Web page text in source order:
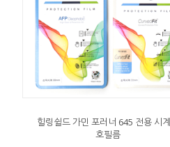
힐링쉴드 가민 포러너 645 전용 시
호필름